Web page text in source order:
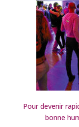
Pour devenir
bonne